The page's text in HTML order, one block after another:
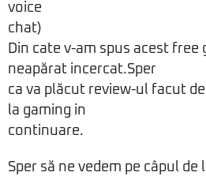
voice
chat)
Din cate v-am spus acest free
neapărat incercat.Sper
ca va plăcut review-ul facut
la gaming in
continuare.
Sper să ne vedem pe câpul